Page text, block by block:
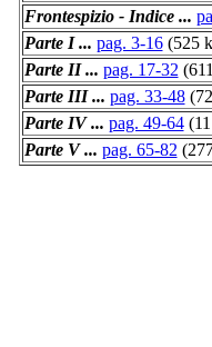
Frontespizio - Indice ...
Parte I ... pag. 3-16(525
Parte II ... pag. 17-32
Parte III ... pag. 33-48
Parte IV ... pag. 49-64
Parte V ... pag. 65-82